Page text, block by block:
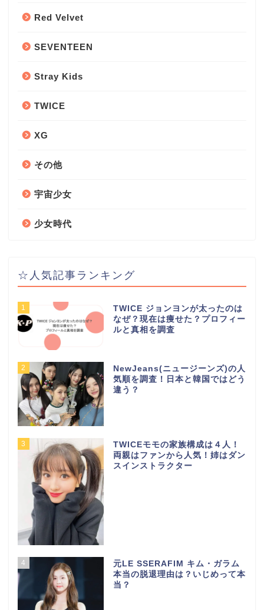
Red Velvet
SEVENTEEN
Stray Kids
TWICE
XG
その他
宇宙少女
少女時代
☆人気記事ランキング
1
TWICE ジョンヨンが太ったのは
なぜ？現在は痩せた？プロフィー
ルと真相を調査
2
NewJeans(ニュージーンズ)の人
気順を調査！日本と韓国ではどう
違う？
3
TWICEモモの家族構成は４人！
両親はファンから人気！姉はダン
スインストラクター
4
元LE SSERAFIM キム・ガラム
本当の脱退理由は？いじめって本
当？